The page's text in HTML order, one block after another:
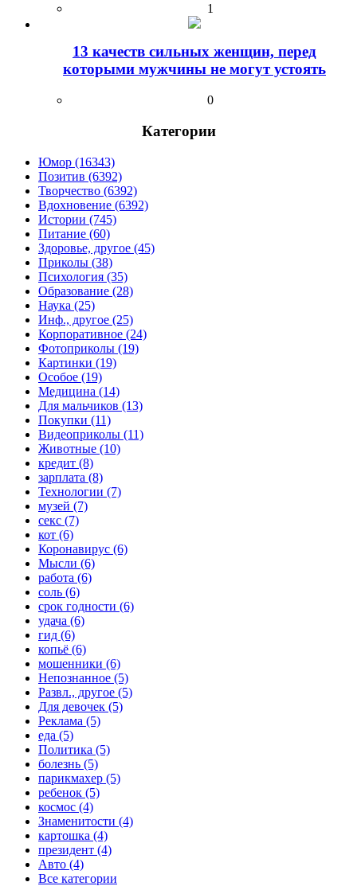
1
13 качеств сильных женщин, перед
которыми мужчины не могут устоять
0
Категории
Юмор (16343)
Позитив (6392)
Творчество (6392)
Вдохновение (6392)
Истории (745)
Питание (60)
Здоровье, другое (45)
Приколы (38)
Психология (35)
Образование (28)
Наука (25)
Инф., другое (25)
Корпоративное (24)
Фотоприколы (19)
Картинки (19)
Особое (19)
Медицина (14)
Для мальчиков (13)
Покупки (11)
Видеоприколы (11)
Животные (10)
кредит (8)
зарплата (8)
Технологии (7)
музей (7)
секс (7)
кот (6)
Коронавирус (6)
Мысли (6)
работа (6)
соль (6)
срок годности (6)
удача (6)
гид (6)
копьё (6)
мошенники (6)
Непознанное (5)
Развл., другое (5)
Для девочек (5)
Реклама (5)
еда (5)
Политика (5)
болезнь (5)
парикмахер (5)
ребенок (5)
космос (4)
Знаменитости (4)
картошка (4)
президент (4)
Авто (4)
Все категории